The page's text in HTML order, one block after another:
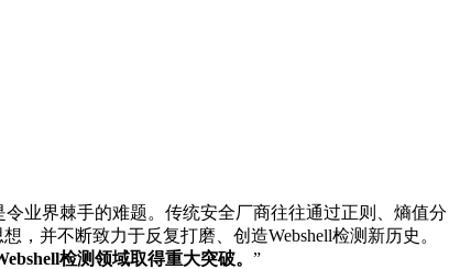
业界棘手的难题。传统安全厂商往往通过正则、熵值分
并不断致力于反复打磨、创造Webshell检测新历史。
检测领域取得重大突破。 ”